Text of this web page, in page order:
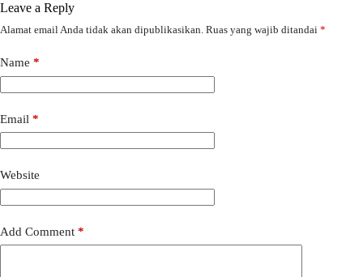
Leave a Reply
Alamat email Anda tidak akan dipublikasikan. Ruas yang wajib ditandai *
Name *
Email *
Website
Add Comment *